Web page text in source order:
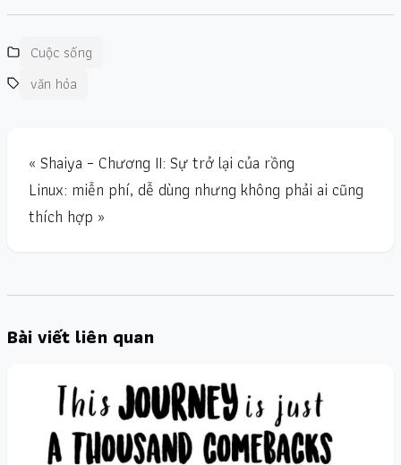
Cuộc sống
văn hóa
« Shaiya – Chương II: Sự trở lại của rồng
Linux: miễn phí, dễ dùng nhưng không phải ai cũng
thích hợp »
Bài viết liên quan